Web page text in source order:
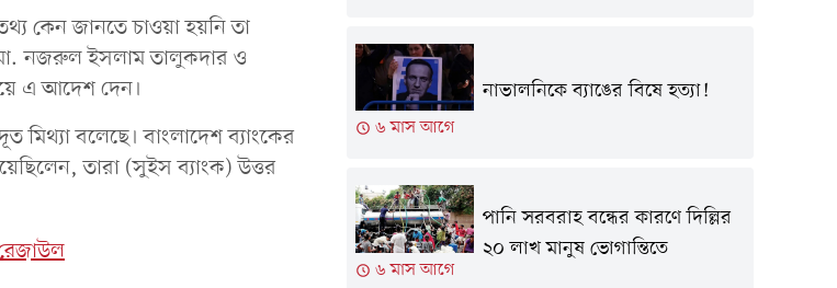
কেন জানতে চাওয়া হয়নি তা
মো. নজরুল ইসলাম তালুকদার ও
এ আদেশ দেন।
মিথ্যা বলেছে। বাংলাদেশ ব্যাংকের
তারা (সুইস ব্যাংক) উত্তর
৬ মাস আগে
নাভালনিকে ব্যাঙের বিষে হত্যা!
৬ মাস আগে
পানি সরবরাহ বন্ধের কারণে দিল্লির
২০ লাখ মানুষ ভোগান্তিতে